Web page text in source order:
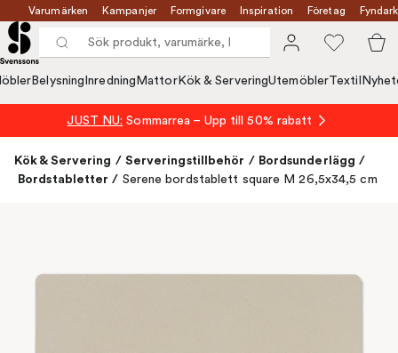
Varumärken Kampanjer Formgivare Inspiration Företag
Belysning Inredning MattorKök & ServeringUtemöblerTextil
JUST NU: Sommarrea – Upp till 50% rabatt
Kök & Servering / Serveringstillbehör / Bordsunderlägg /
Bordstabletter / Serene bordstablett square M 26,5x34,5 cm